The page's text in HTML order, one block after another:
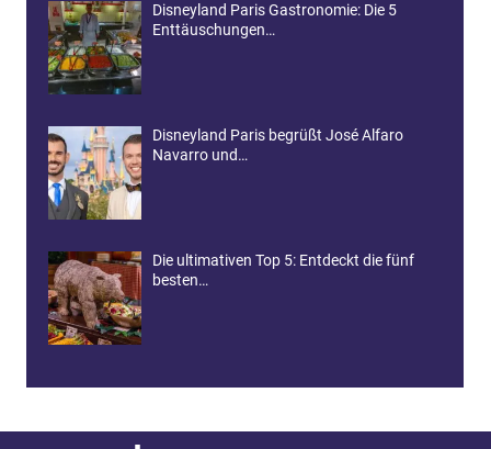
Disneyland Paris Gastronomie: Die 5
Enttäuschungen…
Disneyland Paris begrüßt José Alfaro
Navarro und…
Die ultimativen Top 5: Entdeckt die fünf
besten…